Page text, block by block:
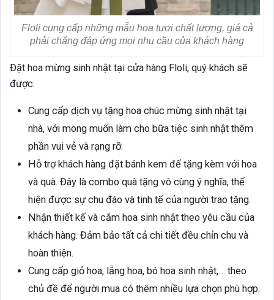
Floli cung cấp những mẫu hoa tươi chất lượng, giá cả
phải chăng đáp ứng mọi nhu cầu của khách hàng
Đặt hoa mừng sinh nhật tại cửa hàng Floli, quý khách sẽ
được:
Cung cấp dịch vụ tặng hoa chúc mừng sinh nhật tại
nhà, với mong muốn làm cho bữa tiệc sinh nhật thêm
phần vui vẻ và rạng rỡ.
Hỗ trợ khách hàng đặt bánh kem để tặng kèm với hoa
và quà. Đây là combo quà tặng vô cùng ý nghĩa, thể
hiện được sự chu đáo và tinh tế của người trao tặng.
Nhận thiết kế và cắm hoa sinh nhật theo yêu cầu của
khách hàng. Đảm bảo tất cả chi tiết đều chỉn chu và
hoàn thiện.
Cung cấp giỏ hoa, lẵng hoa, bó hoa sinh nhật,… theo
chủ đề để người mua có thêm nhiều lựa chọn phù hợp.